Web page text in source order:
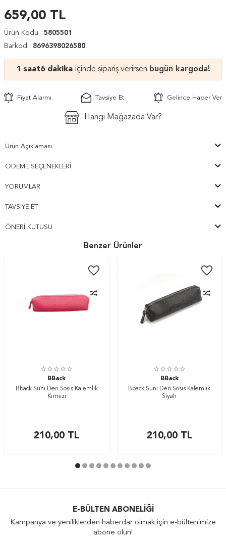
659,00 TL
Ürün Kodu : 5805501
Barkod : 8696398026580
1 saat6 dakika içinde sipariş verirsen bugün kargoda!
Fiyat Alarmı Tavsiye Et Gelince Haber Ver
Hangi Mağazada Var?
Ürün Açıklaması
ÖDEME SEÇENEKLERI
YORUMLAR
TAVSIYE ET
ÖNERI KUTUSU
Benzer Ürünler
BBack
Bback Suni Deri Sosis Kalemlik
Kırmızı
210,00 TL
BBack
Bback Suni Deri Sosis Kalemlik
Siyah
210,00TL
E-BÜLTEN ABONELIĞI
Kampanya ve yeniliklerden haberdar olmak için e-bültenimize
abone olun!